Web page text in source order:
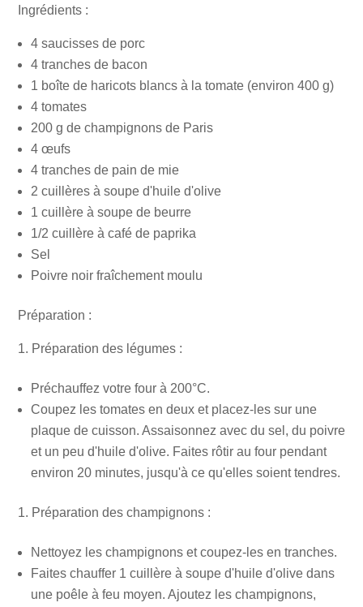
Ingrédients :
4 saucisses de porc
4 tranches de bacon
1 boîte de haricots blancs à la tomate (environ 400 g)
4 tomates
200 g de champignons de Paris
4 œufs
4 tranches de pain de mie
2 cuillères à soupe d'huile d'olive
1 cuillère à soupe de beurre
1/2 cuillère à café de paprika
Sel
Poivre noir fraîchement moulu
Préparation :
Préparation des légumes :
Préchauffez votre four à 200°C.
Coupez les tomates en deux et placez-les sur une
plaque de cuisson. Assaisonnez avec du sel, du poivre
et un peu d'huile d'olive. Faites rôtir au four pendant
environ 20 minutes, jusqu'à ce qu'elles soient tendres.
Préparation des champignons :
Nettoyez les champignons et coupez-les en tranches.
Faites chauffer 1 cuillère à soupe d'huile d'olive dans
une poêle à feu moyen. Ajoutez les champignons,